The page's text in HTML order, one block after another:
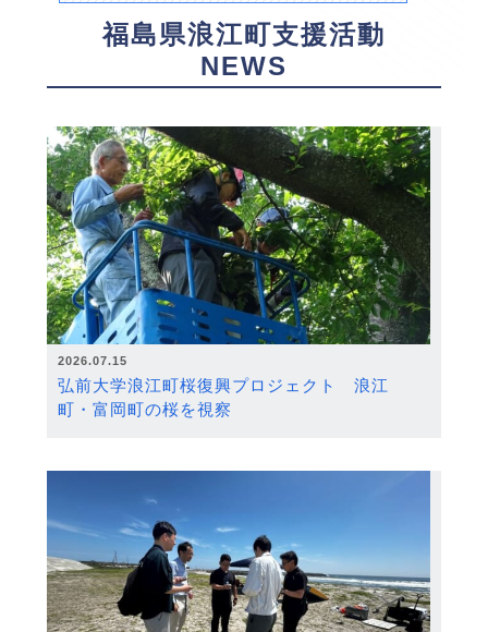
福島県浪江町支援活動
NEWS
2026.07.15
弘前大学浪江町桜復興プロジェクト 浪江
町・富岡町の桜を視察